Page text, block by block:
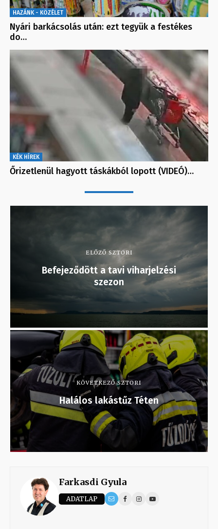
HAZÁNK - KÖZÉLET
Nyári barkácsolás után: ezt tegyük a festékes
do…
KÉK HÍREK
Őrizetlenül hagyott táskákból lopott (VIDEÓ)…
ELŐZŐ SZTORI
Befejeződött a tavi viharjelzési
szezon
KÖVETKEZŐ SZTORI
Halálos lakástűz Téten
Farkasdi Gyula
ADATLAP